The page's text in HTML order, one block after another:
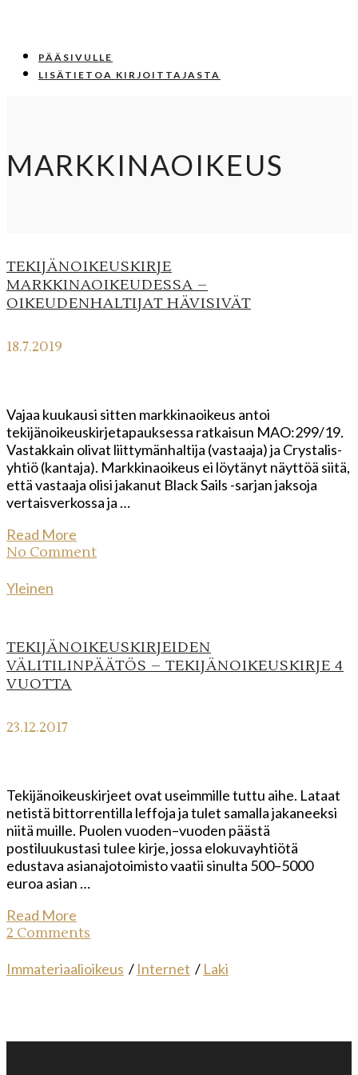
PÄÄSIVULLE
LISÄTIETOA KIRJOITTAJASTA
MARKKINAOIKEUS
TEKIJÄNOIKEUSKIRJE
MARKKINAOIKEUDESSA –
OIKEUDENHALTIJAT HÄVISIVÄT
18.7.2019
Vajaa kuukausi sitten markkinaoikeus antoi
tekijänoikeuskirjetapauksessa ratkaisun MAO:299/19.
Vastakkain olivat liittymänhaltija (vastaaja) ja Crystalis-
yhtiö (kantaja). Markkinaoikeus ei löytänyt näyttöä siitä,
että vastaaja olisi jakanut Black Sails -sarjan jaksoja
vertaisverkossa ja …
Read More
No Comment
Yleinen
TEKIJÄNOIKEUSKIRJEIDEN
VÄLITILINPÄÄTÖS – TEKIJÄNOIKEUSKIRJE 4
VUOTTA
23.12.2017
Tekijänoikeuskirjeet ovat useimmille tuttu aihe. Lataat
netistä bittorrentilla leffoja ja tulet samalla jakaneeksi
niitä muille. Puolen vuoden–vuoden päästä
postiluukustasi tulee kirje, jossa elokuvayhtiötä
edustava asianajotoimisto vaatii sinulta 500–5000
euroa asian …
Read More
2 Comments
Immateriaalioikeus / Internet / Laki